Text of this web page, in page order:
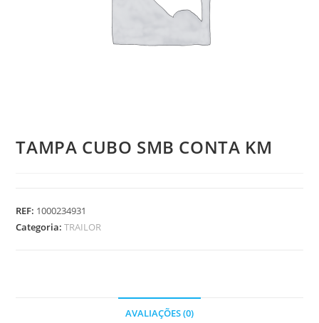
TAMPA CUBO SMB CONTA KM
REF: 1000234931
Categoria:TRAILOR
AVALIAÇÕES (0)